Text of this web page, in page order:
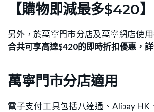
【購物即減最多$420】
另外，於萬寧門市分店及萬寧網店使用
合共可享高達$420的即時折扣優惠，詳
萬寧門市分店適用
電子支付工具包括八達通、Alipay HK